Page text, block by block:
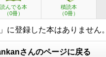
読んでる本
（0冊）
積読本
（0冊）
に登録した本はありません。
さんのページに戻る